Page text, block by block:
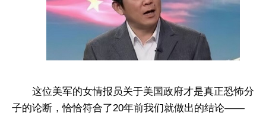
这位美军的女情报员关于美国政府才是真正恐怖分
子的论断，恰恰符合了20年前我们就做出的结论——